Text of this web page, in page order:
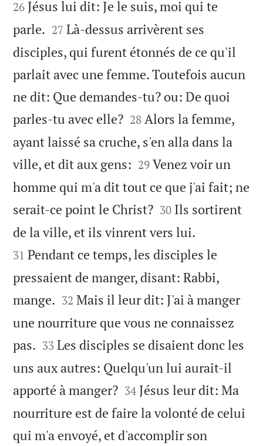
26 Jésus lui dit: Je le suis, moi qui te
parle. 

27 Là-dessus arrivèrent ses
disciples, qui furent étonnés de ce qu'il
parlait avec une femme. Toutefois aucun
ne dit: Que demandes-tu? ou: De quoi
parles-tu avec elle?
28 Alors la femme,
ayant laissé sa cruche, s'en alla dans la
ville, et dit aux gens: 

29 Venez voir un
homme qui m'a dit tout ce que j'ai fait; ne
serait-ce point le Christ?
30 Ils sortirent
de la ville, et ils vinrent vers lui.
31 Pendant ce temps, les disciples le
pressaient de manger, disant: Rabbi,
mange. 

32 Mais il leur dit: J'ai à manger
une nourriture que vous ne connaissez
pas. 

33 Les disciples se disaient donc les
uns aux autres: Quelqu'un lui aurait-il
apporté à manger?
34 Jésus leur dit: Ma
nourriture est de faire la volonté de celui
qui m'a envoyé, et d'accomplir son